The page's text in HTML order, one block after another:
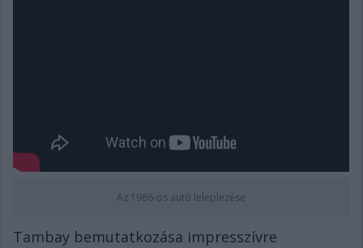
Az 1986-os autó leleplezése
Tambay bemutatkozása impresszívre